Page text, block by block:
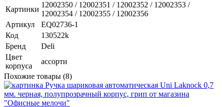
Картинки
12002350 / 12002351 / 12002352 / 12002353 /
12002354 / 12002355 / 12002356
Артикул
EQ02736-1
Код
130522k
Бренд
Deli
Цвет
корпуса
ассорти
Похожие товары (8)